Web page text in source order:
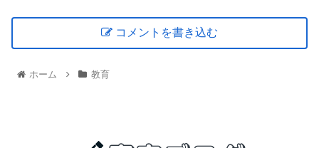
コメントを書き込む
ホーム 教育